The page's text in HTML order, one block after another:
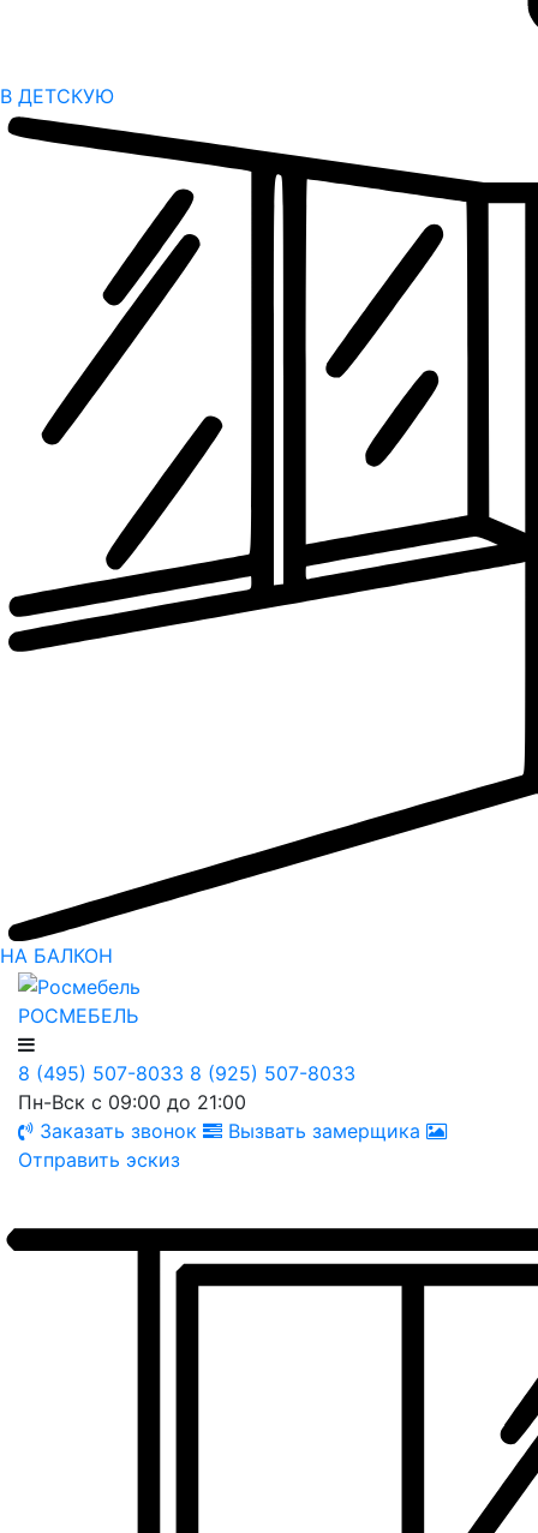
В ДЕТСКУЮ
НА БАЛКОН
РОСМЕБЕЛЬ
8 (495) 507-8033 8 (925) 507-8033
Пн-Вск с 09:00 до 21:00
Заказать звонок
Вызвать замерщика
Отправить эскиз